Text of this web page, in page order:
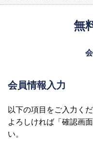
無
会員情報入力
以下の項目をご入力くだ
よろしければ「確認画
い。